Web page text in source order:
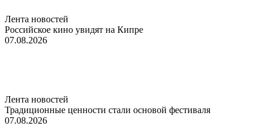
Лента новостей
Российское кино увидят на Кипре
07.08.2026
Лента новостей
Традиционные ценности стали основой фестиваля
07.08.2026